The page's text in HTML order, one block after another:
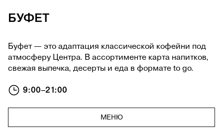
МАГАЗИН
БУФЕТ
О ЦЕНТРЕ
ДОГОВОР ОФЕРТЫ
БУФЕТ
Буфет — это адаптация классической кофейни под
атмосферу Центра. В ассортименте карта напитков,
свежая выпечка, десерты и еда в формате to go.
9:00–21:00
МЕНЮ